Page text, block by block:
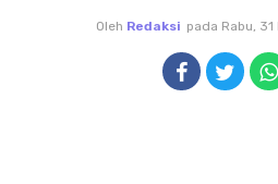
Oleh Redaksi pada Rabu,